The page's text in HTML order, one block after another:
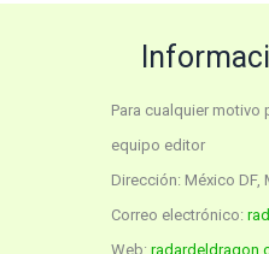
Para cualquier
equipo editor
Dirección: México DF,
Correo electrónico:
Web: